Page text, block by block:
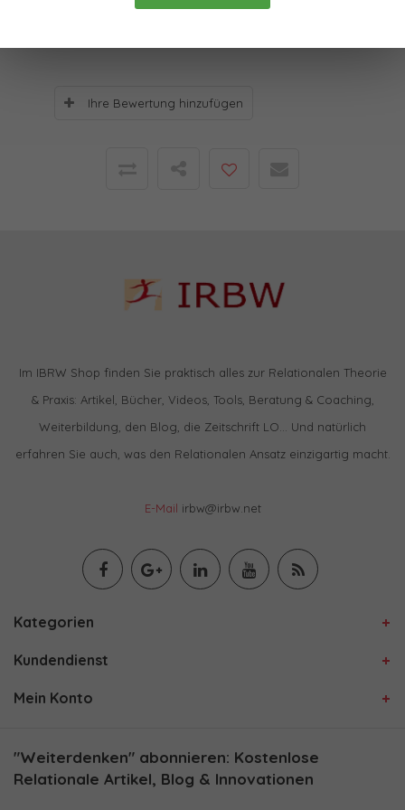
0Sterne, basierend auf
Ihre Bewertung hinzufügen
Im IBRW Shop finden Sie praktisch alles zur Relationalen Theorie
& Praxis: Artikel, Bücher, Videos, Tools, Beratung & Coaching,
Weiterbildung, den Blog, die Zeitschrift LO… Und natürlich
erfahren Sie auch, was den Relationalen Ansatz einzigartig macht.
E-Mail irbw@irbw.net
Kategorien
Kundendienst
Mein Konto
"Weiterdenken" abonnieren: Kostenlose
Relationale Artikel, Blog & Innovationen